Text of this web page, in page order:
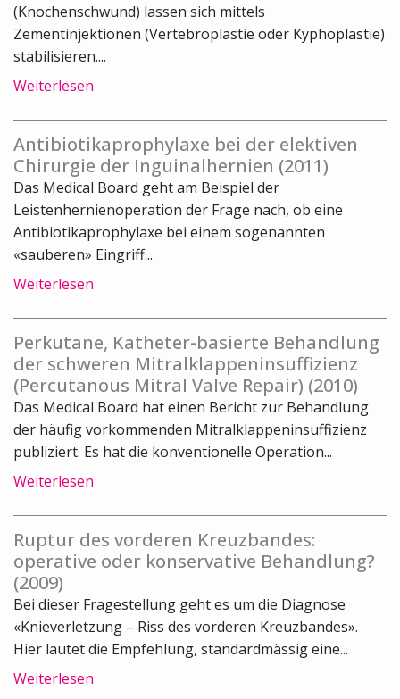
(Knochenschwund) lassen sich mittels
Zementinjektionen (Vertebroplastie oder Kyphoplastie)
stabilisieren....
Weiterlesen
Antibiotikaprophylaxe bei der elektiven
Chirurgie der Inguinalhernien (2011)
Das Medical Board geht am Beispiel der
Leistenhernienoperation der Frage nach, ob eine
Antibiotikaprophylaxe bei einem sogenannten
«sauberen» Eingriff...
Weiterlesen
Perkutane, Katheter-basierte Behandlung
der schweren Mitralklappeninsuffizienz
(Percutanous Mitral Valve Repair) (2010)
Das Medical Board hat einen Bericht zur Behandlung
der häufig vorkommenden Mitralklappeninsuffizienz
publiziert. Es hat die konventionelle Operation...
Weiterlesen
Ruptur des vorderen Kreuzbandes:
operative oder konservative Behandlung?
(2009)
Bei dieser Fragestellung geht es um die Diagnose
«Knieverletzung – Riss des vorderen Kreuzbandes».
Hier lautet die Empfehlung, standardmässig eine...
Weiterlesen